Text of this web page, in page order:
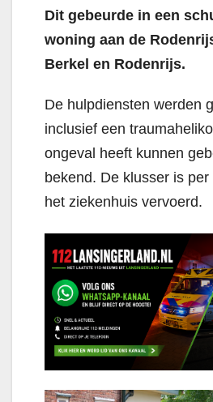
Dit gebeurde in een
woning aan de
Berkel en Rodenrijs.
De hulpdiensten werden
inclusief een
ongeval heeft kunnen
bekend. De klusser is
het ziekenhuis vervoerd.